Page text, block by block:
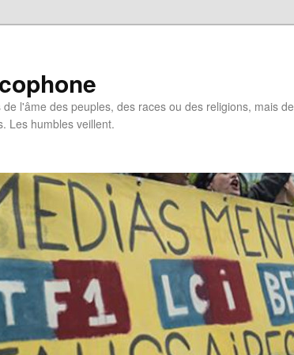
l'âme des peuples, des races ou des religions, mais de
Les humbles veillent.